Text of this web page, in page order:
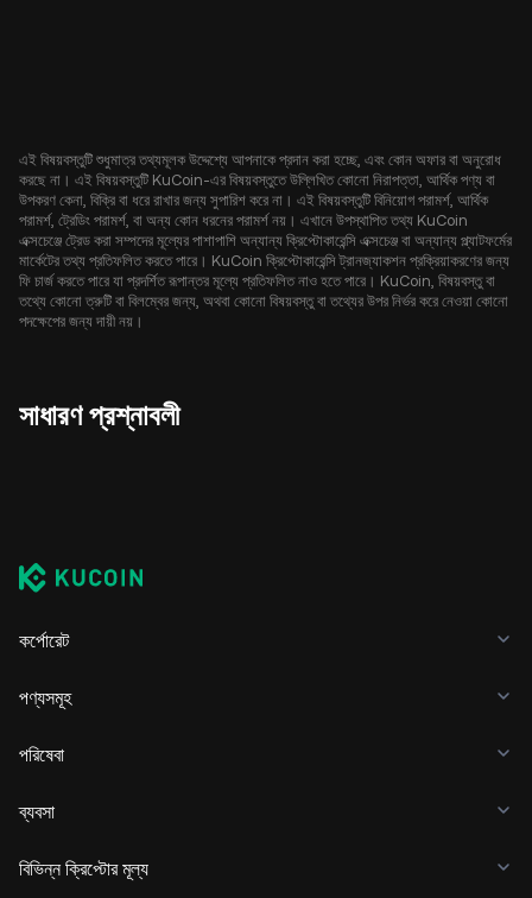
এই বিষয়বস্তুটি শুধুমাত্র তথ্যমূলক উদ্দেশ্যে আপনাকে প্রদান করা হচ্ছে, এবং কোন অফার বা অনুরোধ
করছে না। এই বিষয়বস্তুটি KuCoin-এর বিষয়বস্তুতে উল্লিখিত কোনো নিরাপত্তা, আর্থিক পণ্য বা
উপকরণ কেনা, বিক্রি বা ধরে রাখার জন্য সুপারিশ করে না। এই বিষয়বস্তুটি বিনিয়োগ পরামর্শ, আর্থিক
পরামর্শ, ট্রেডিং পরামর্শ, বা অন্য কোন ধরনের পরামর্শ নয়। এখানে উপস্থাপিত তথ্য KuCoin
এক্সচেঞ্জে ট্রেড করা সম্পদের মূল্যের পাশাপাশি অন্যান্য ক্রিপ্টোকারেন্সি এক্সচেঞ্জ বা অন্যান্য প্ল্যাটফর্মের
মার্কেটের তথ্য প্রতিফলিত করতে পারে। KuCoin ক্রিপ্টোকারেন্সি ট্রানজ্যাকশন প্রক্রিয়াকরণের জন্য
ফি চার্জ করতে পারে যা প্রদর্শিত রূপান্তর মূল্যে প্রতিফলিত নাও হতে পারে। KuCoin, বিষয়বস্তু বা
তথ্যে কোনো ত্রুটি বা বিলম্বের জন্য, অথবা কোনো বিষয়বস্তু বা তথ্যের উপর নির্ভর করে নেওয়া কোনো
পদক্ষেপের জন্য দায়ী নয়।
সাধারণ প্রশ্নাবলী
কর্পোরেট
পণ্যসমূহ
পরিষেবা
ব্যবসা
বিভিন্ন ক্রিপ্টোর মূল্য